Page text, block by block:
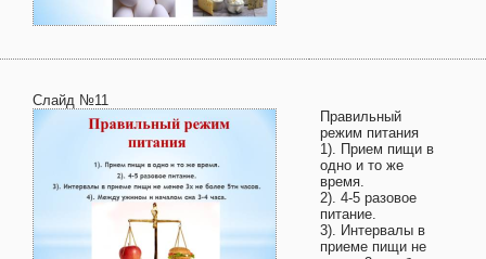
Слайд №11
Правильный
режим питания
1). Прием пищи в
одно и то же
время.
2). 4-5 разовое
питание.
3). Интервалы в
приеме пищи не